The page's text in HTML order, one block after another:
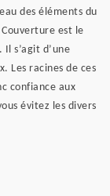
des éléments du
est le
s’agit d’une
Les racines de ces
confiance aux
évitez les divers